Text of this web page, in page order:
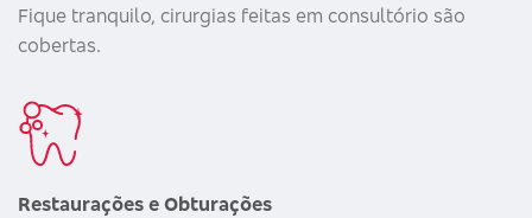
Fique tranquilo, cirurgias feitas em consultório são
cobertas.
Restaurações e Obturações